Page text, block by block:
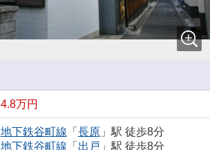
4.8万円
地下鉄谷町線 「 長原」駅 徒歩8分
地下鉄谷町線 「 出戸 」駅 徒歩8分